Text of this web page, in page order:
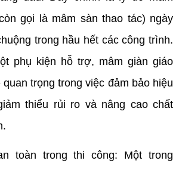
gọi là mâm sàn thao tác) ngày
trong hầu hết các công trình.
phụ kiện hỗ trợ, mâm giàn giáo
trọng trong việc đảm bảo hiệu
thiểu rủi ro và nâng cao chất
toàn trong thi công: Một trong